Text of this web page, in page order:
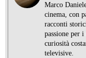
Marco
cinema, con
racconti
passione per
curiosità
televisive.